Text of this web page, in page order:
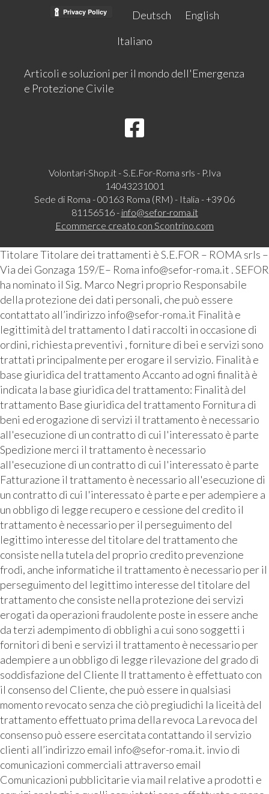
Deutsch
English
Italiano
Articoli e soluzioni per il mondo dell'Emergenza
e Protezione Civile
Volontari-Shop.it - S.E.For-Roma srls - P.Iva
14043231001
Sede di Roma - 00163 Roma (RM) - Italia - +39 06
81156516 - info@sefor-roma.it
Ecommerce creato con Scontrino.com
Titolare Titolare dei trattamenti è S.E.FOR – ROMA srls –
Via dei Gonzaga 159/E– Roma info@sefor-roma.it . SEFOR
ha nominato il Sig. Marco Negri proprio Responsabile
della protezione dei dati personali, che può essere
contattato all’indirizzo info@sefor-roma.it Finalità e
legittimità del trattamento I dati raccolti in occasione di
ordini, richiesta preventivi , forniture di bei e servizi sono
trattati principalmente per erogare il servizio. Finalità e
base giuridica del trattamento Accanto ad ogni finalità è
indicata la base giuridica del trattamento: Finalità del
trattamento Base giuridica del trattamento Fornitura di
beni ed erogazione di servizi il trattamento è necessario
all'esecuzione di un contratto di cui l'interessato è parte
Spedizione merci il trattamento è necessario
all'esecuzione di un contratto di cui l'interessato è parte
Fatturazione il trattamento è necessario all'esecuzione di
un contratto di cui l'interessato è parte e per adempiere a
un obbligo di legge recupero e cessione del credito il
trattamento è necessario per il perseguimento del
legittimo interesse del titolare del trattamento che
consiste nella tutela del proprio credito prevenzione
frodi, anche informatiche il trattamento è necessario per il
perseguimento del legittimo interesse del titolare del
trattamento che consiste nella protezione dei servizi
erogati da operazioni fraudolente poste in essere anche
da terzi adempimento di obblighi a cui sono soggetti i
fornitori di beni e servizi il trattamento è necessario per
adempiere a un obbligo di legge rilevazione del grado di
soddisfazione del Cliente Il trattamento è effettuato con
il consenso del Cliente, che può essere in qualsiasi
momento revocato senza che ciò pregiudichi la liceità del
trattamento effettuato prima della revoca La revoca del
consenso può essere esercitata contattando il servizio
clienti all’indirizzo email info@sefor-roma.it. invio di
comunicazioni commerciali attraverso email
Comunicazioni pubblicitarie via mail relative a prodotti e